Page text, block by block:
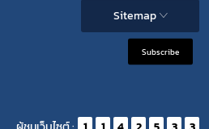
Sitemap
Subscribe